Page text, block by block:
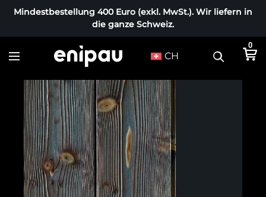
Mindestbestellung 400 Euro (exkl. MwSt.). Wir liefern in
die ganze Schweiz.
CH
0